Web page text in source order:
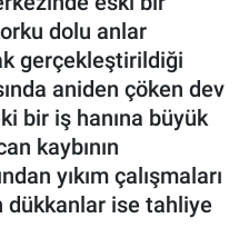
dolu anlar
gerçekleştirildiği
aniden çöken dev
bir iş hanına büyük
kaybının
yıkım çalışmaları
dükkanlar ise tahliye